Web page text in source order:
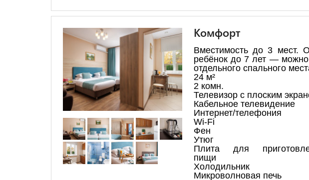
Комфорт
Вместимость до 3 мест.
ребёнок до 7 лет —
отдельного спального
24 м²
2 комн.
Телевизор с плоским
Кабельное телевидение
Интернет/телефония
Wi-Fi
Фен
Утюг
Плита для
пищи
Холодильник
Микроволновая печь